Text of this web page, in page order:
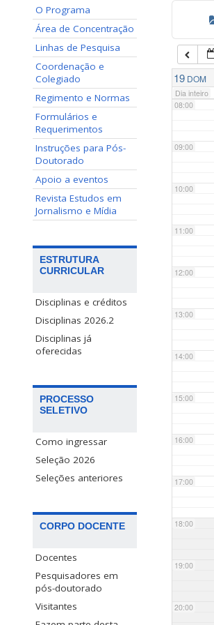
O Programa
Área de Concentração
Linhas de Pesquisa
Coordenação e
Colegiado
Regimento e Normas
Formulários e
Requerimentos
Instruções para Pós-
Doutorado
Apoio a eventos
Revista Estudos em
Jornalismo e Mídia
ESTRUTURA
CURRICULAR
Disciplinas e créditos
Disciplinas 2026.2
Disciplinas já
oferecidas
PROCESSO
SELETIVO
Como ingressar
Seleção 2026
Seleções anteriores
CORPO DOCENTE
Docentes
Pesquisadores em
pós-doutorado
Visitantes
19 DOM
Dia inteiro
07:00
08:00
09:00
10:00
11:00
12:00
13:00
14:00
15:00
16:00
17:00
18:00
19:00
20:00